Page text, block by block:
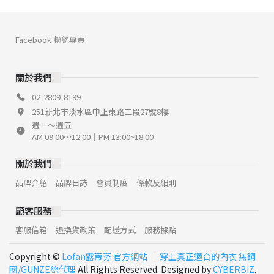
關於我們
02-2809-8199
251新北市淡水區中正東路二段27號8樓
週一～週五
AM 09:00～12:00｜PM 13:00~18:00
關於我們
品牌介紹 品牌日誌 會員制度 條款及細則
顧客服務
客服信箱 退換貨政策 配送方式 服務據點
Facebook 粉絲專頁
Copyright © Lofan露蒂芬 官方網站 │ 穿上真正適合的內衣 無鋼
圈/GUNZE總代理 All Rights Reserved. Designed byCYBERBIZ.